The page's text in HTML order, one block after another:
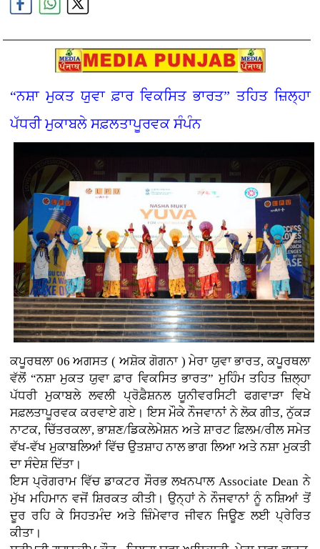
“ਨਸ਼ਾ ਮੁਕਤ ਯੁਵਾ ਫ਼ਾਰ ਵਿਕਸਿਤ ਭਾਰਤ” ਤਹਿਤ ਜ਼ਿਲ੍ਹਾ
ਪੱਧਰੀ ਮੁਕਾਬਲੇ ਸਫ਼ਲਤਾਪੂਰਵਕ ਸੰਪੰਨ
ਕਪੂਰਥਲਾ 06 ਅਗਸਤ ( ਅਸ਼ੋਕ ਗੋਗਨਾ )ਮੇਰਾ ਯੁਵਾ ਭਾਰਤ, ਕਪੂਰਥਲਾ
ਵੱਲੋਂ “ਨਸ਼ਾ ਮੁਕਤ ਯੁਵਾ ਫ਼ਾਰ ਵਿਕਸਿਤ ਭਾਰਤ” ਮੁਹਿੰਮ ਤਹਿਤ ਜ਼ਿਲ੍ਹਾ
ਪੱਧਰੀ ਮੁਕਾਬਲੇ ਲਵਲੀ ਪ੍ਰੋਫ਼ੈਸ਼ਨਲ ਯੂਨੀਵਰਸਿਟੀ ਫਗਵਾੜਾ ਵਿਖੇ
ਸਫ਼ਲਤਾਪੂਰਵਕ ਕਰਵਾਏ ਗਏ। ਇਸ ਮੌਕੇ ਨੌਜਵਾਨਾਂ ਨੇ ਲੋਕ ਗੀਤ, ਨੁੱਕੜ
ਨਾਟਕ, ਚਿੱਤਰਕਲਾ, ਭਾਸ਼ਣ/ਡਿਕਲੇਮੇਸ਼ਨ ਅਤੇ ਸ਼ਾਰਟ ਫ਼ਿਲਮ/ਰੀਲ ਸਮੇਤ
ਵੱਖ-ਵੱਖ ਮੁਕਾਬਲਿਆਂ ਵਿੱਚ ਉਤਸ਼ਾਹ ਨਾਲ ਭਾਗ ਲਿਆ ਅਤੇ ਨਸ਼ਾ ਮੁਕਤੀ
ਦਾ ਸੰਦੇਸ਼ ਦਿੱਤਾ।
ਇਸ ਪ੍ਰੋਗਰਾਮ ਵਿੱਚ ਡਾਕਟਰ ਸੌਰਭ ਲਖਨਪਾਲ Associate Dean ਨੇ
ਮੁੱਖ ਮਹਿਮਾਨ ਵਜੋਂ ਸ਼ਿਰਕਤ ਕੀਤੀ। ਉਨ੍ਹਾਂ ਨੇ ਨੌਜਵਾਨਾਂ ਨੂੰ ਨਸ਼ਿਆਂ ਤੋਂ
ਦੂਰ ਰਹਿ ਕੇ ਸਿਹਤਮੰਦ ਅਤੇ ਜ਼ਿੰਮੇਵਾਰ ਜੀਵਨ ਜਿਊਣ ਲਈ ਪ੍ਰੇਰਿਤ
ਕੀਤਾ।